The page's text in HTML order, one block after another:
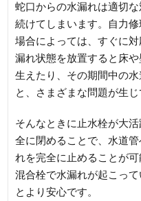
蛇口からの水漏れは適切
続けてしまいます。自力
場合によっては、すぐに
漏れ状態を放置すると床
生えたり、その期間中の
と、さまざまな問題が生じ
そんなときに止水栓が大
全に閉めることで、水道
れを完全に止めることが
混合栓で水漏れが起こっ
とより安心です。